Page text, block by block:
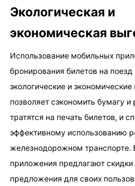
Экологическая и
экономическая
Использование мобильных
бронирования билетов на
экологические и
позволяет сэкономить бумагу
тратятся на печать билетов, и
эффективному использованию
железнодорожном транспорте.
приложения предлагают
предложения для своих